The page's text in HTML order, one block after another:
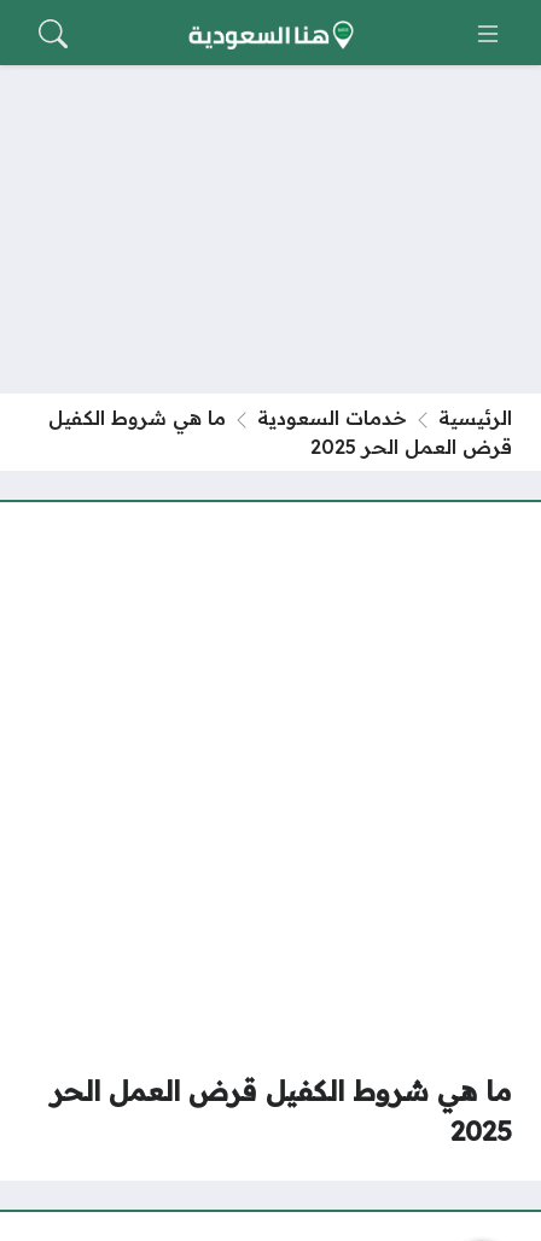
الرئيسية خدمات السعودية
ما هي شروط الكفيل
قرض العمل الحر 2025
ما هي شروط الكفيل قرض العمل الحر
2025